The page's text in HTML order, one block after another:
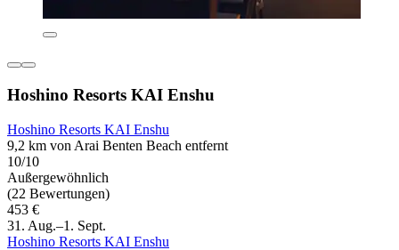
Hoshino Resorts KAI Enshu
Hoshino Resorts KAI Enshu
9,2 km von Arai Benten Beach entfernt
10/10
Außergewöhnlich
(22 Bewertungen)
453 €
31. Aug.–1. Sept.
Hoshino Resorts KAI Enshu